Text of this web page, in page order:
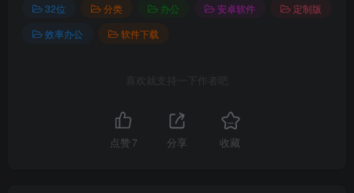
32位 分类 办公 安卓软件
定制版
效率办公
软件下载
喜欢就支持一下作者吧
点赞 7 分享 收藏